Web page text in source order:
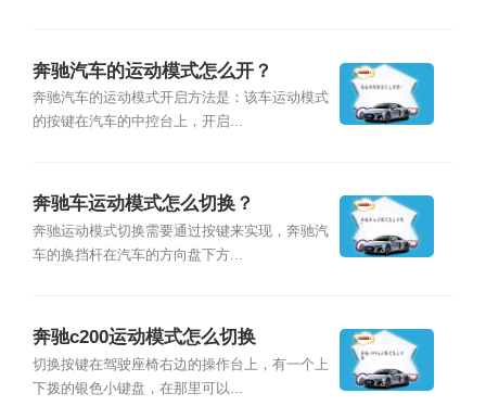
奔驰汽车的运动模式怎么开？
奔驰汽车的运动模式开启方法是：该车运动模式
的按键在汽车的中控台上，开启...
奔驰车运动模式怎么切换？
奔驰运动模式切换需要通过按键来实现，奔驰汽
车的换挡杆在汽车的方向盘下方...
奔驰c200运动模式怎么切换
切换按键在驾驶座椅右边的操作台上，有一个上
下拨的银色小键盘，在那里可以...